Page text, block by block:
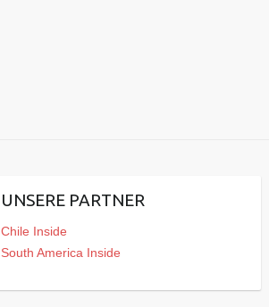
UNSERE PARTNER
Chile Inside
South America Inside